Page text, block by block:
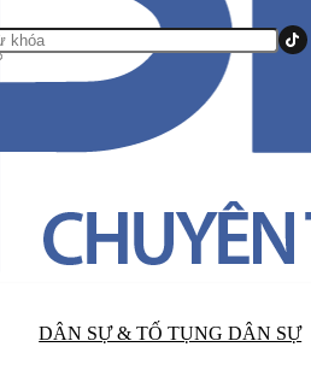
DÂN SỰ & TỐ TỤNG DÂN SỰ